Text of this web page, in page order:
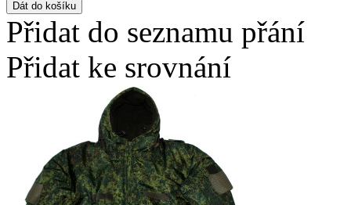
Přidat do seznamu přání
Přidat ke srovnání